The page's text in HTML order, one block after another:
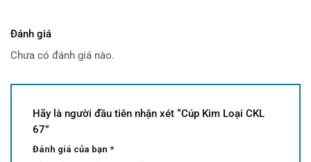
Đánh giá
Chưa có đánh giá nào.
Hãy là người đầu tiên nhận xét “Cúp Kim Loại CKL
67”
Đánh giá của bạn *